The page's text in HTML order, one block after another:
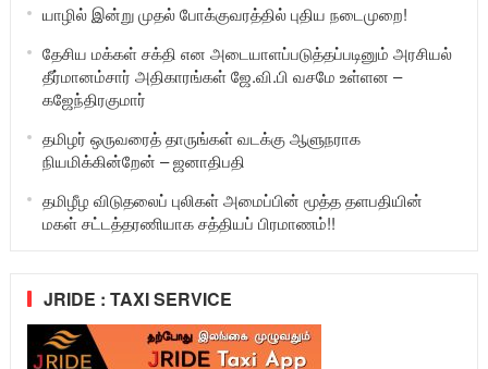
யாழில் இன்று முதல் போக்குவரத்தில் புதிய நடைமுறை!
தேசிய மக்கள் சக்தி என அடையாளப்படுத்தப்படினும் அரசியல்
தீர்மானம்சார் அதிகாரங்கள் ஜே.வி.பி வசமே உள்ளன –
கஜேந்திரகுமார்
தமிழர் ஒருவரைத் தாருங்கள் வடக்கு ஆளுநராக
நியமிக்கின்றேன் – ஜனாதிபதி
தமிழீழ விடுதலைப் புலிகள் அமைப்பின் மூத்த தளபதியின்
மகள் சட்டத்தரணியாக சத்தியப் பிரமாணம்!!
JRIDE : TAXI SERVICE